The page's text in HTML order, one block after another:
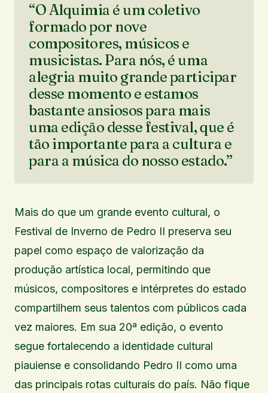
“O Alquimia é um coletivo
formado por nove
compositores, músicos e
musicistas. Para nós, é uma
alegria muito grande participar
desse momento e estamos
bastante ansiosos para mais
uma edição desse festival, que é
tão importante para a cultura e
para a música do nosso estado.”
Mais do que um grande evento cultural, o
Festival de Inverno de Pedro II preserva seu
papel como espaço de valorização da
produção artística local, permitindo que
músicos, compositores e intérpretes do estado
compartilhem seus talentos com públicos cada
vez maiores. Em sua 20ª edição, o evento
segue fortalecendo a identidade cultural
piauiense e consolidando Pedro II como uma
das principais rotas culturais do país. Não fique